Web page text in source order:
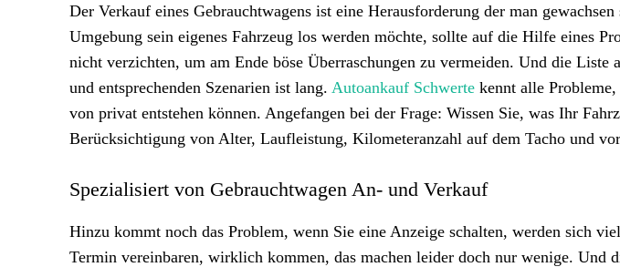
Der Verkauf eines Gebrauchtwagens ist eine Herausforderung der man
Umgebung sein eigenes Fahrzeug los werden möchte, sollte auf die Hilfe eines
nicht verzichten, um am Ende böse Überraschungen zu vermeiden. Und die Liste
und entsprechenden Szenarien ist lang. Autoankauf Schwerte kennt alle
von privat entstehen können. Angefangen bei der Frage: Wissen Sie, was Ihr
Berücksichtigung von Alter, Laufleistung, Kilometeranzahl auf dem Tacho und
Spezialisiert von Gebrauchtwagen An- und Verkauf
Hinzu kommt noch das Problem, wenn Sie eine Anzeige schalten, werden sich
Termin vereinbaren, wirklich kommen, das machen leider doch nur wenige. Und